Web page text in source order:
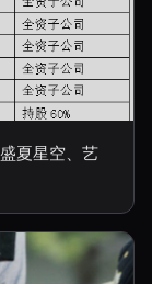
夏星空、艺